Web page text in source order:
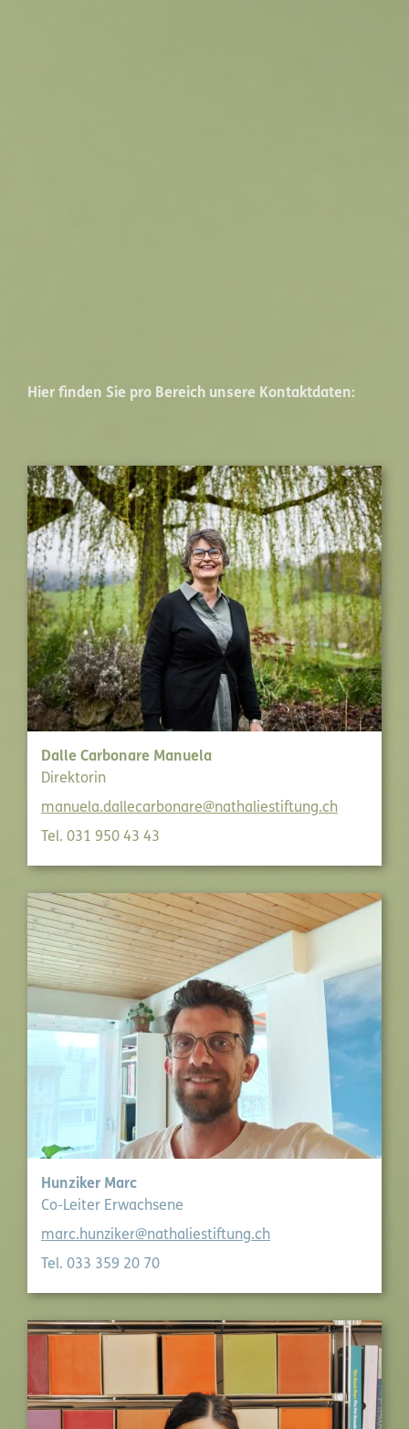
Hier finden Sie pro Bereich unsere Kontaktdaten:
Dalle Carbonare Manuela
Direktorin
manuela.dallecarbonare@nathaliestiftung.ch
Tel. 031 950 43 43
Hunziker Marc
Co-Leiter Erwachsene
marc.hunziker@nathaliestiftung.ch
Tel. 033 359 20 70